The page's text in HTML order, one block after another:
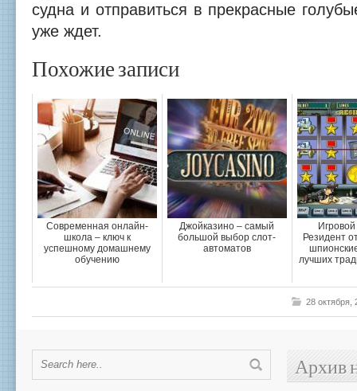
судна и отправиться в прекрасные
уже ждет.
Похожие записи
Современная онлайн-
школа – ключ к
успешному домашнему
обучению
Джойказино – самый
большой выбор слот-
автоматов
Резидент
лучших
28 октября,
Архив